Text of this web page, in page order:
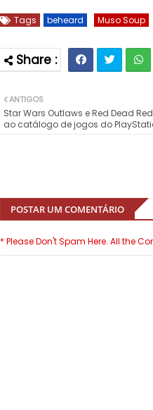
Tags beheard Muso Soup
ANTIGOS
Star Wars Outlaws e Red Dead
ao catálogo de jogos do
POSTAR UM COMENTÁRIO
* Please Don't Spam Here. All the